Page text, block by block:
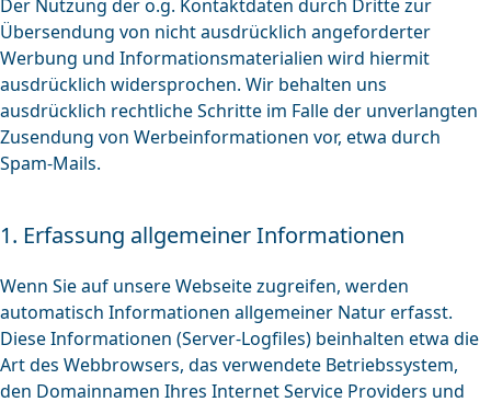
Der Nutzung der o.g. Kontaktdaten durch Dritte zur
Übersendung von nicht ausdrücklich angeforderter
Werbung und Informationsmaterialien wird hiermit
ausdrücklich widersprochen. Wir behalten uns
ausdrücklich rechtliche Schritte im Falle der unverlangten
Zusendung von Werbeinformationen vor, etwa durch
Spam-Mails.
1. Erfassung allgemeiner Informationen
Wenn Sie auf unsere Webseite zugreifen, werden
automatisch Informationen allgemeiner Natur erfasst.
Diese Informationen (Server-Logfiles) beinhalten etwa die
Art des Webbrowsers, das verwendete Betriebssystem,
den Domainnamen Ihres Internet Service Providers und